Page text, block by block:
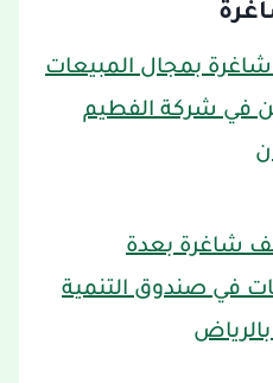
بمجال المبيعات
في شركة الفطيم
شاغرة بعدة
في صندوق التنمية